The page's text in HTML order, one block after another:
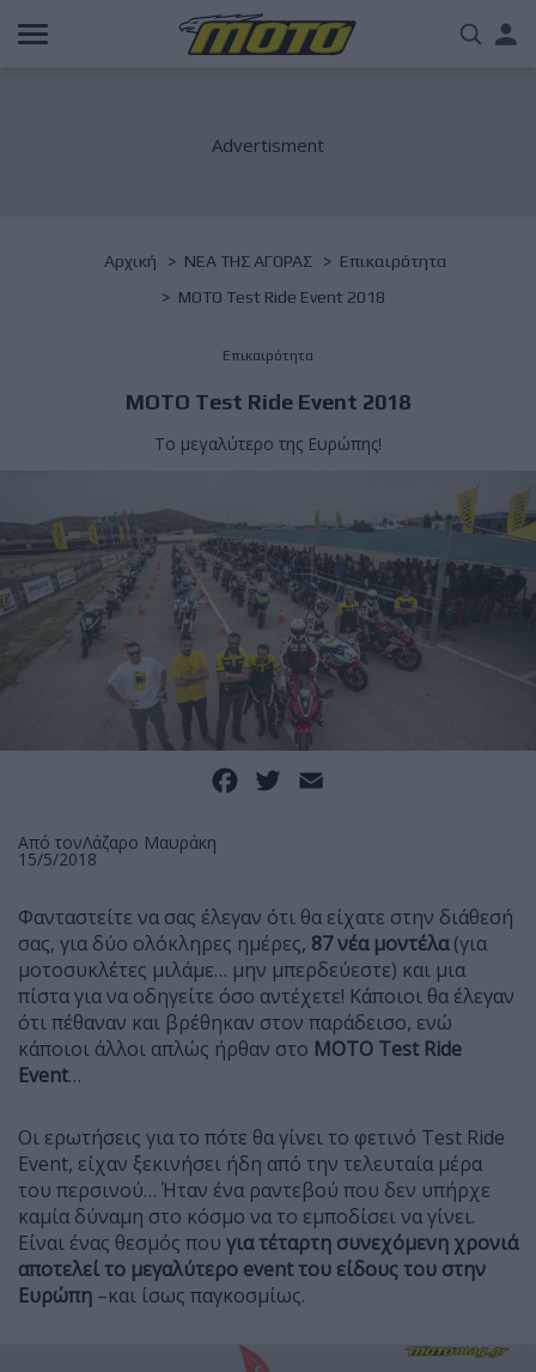
Παράκαμψη
προς
Breadcrumb
Αρχική NΕΑ ΤΗΣ ΑΓΟΡΑΣ
Επικαιρότητα
MOTO Test Ride Event 2018
Επικαιρότητα
MOTO Test Ride Event 2018
Το μεγαλύτερο της Ευρώπης!
Facebook
Twitter
Από τονΛάζαρο Μαυράκη
15/5/2018
Φανταστείτε να σας έλεγαν ότι θα είχατε στην διάθεσή
σας, για δύο ολόκληρες ημέρες, 87 νέα μοντέλα(για
μοτοσυκλέτες μιλάμε… μην μπερδεύεστε) και μια
πίστα για να οδηγείτε όσο αντέχετε! Κάποιοι θα έλεγαν
ότι πέθαναν και βρέθηκαν στον παράδεισο, ενώ
κάποιοι άλλοι απλώς ήρθαν στο MOTO Test Ride
Event…
Οι ερωτήσεις για το πότε θα γίνει το φετινό Test Ride
Event, είχαν ξεκινήσει ήδη από την τελευταία μέρα
του περσινού… Ήταν ένα ραντεβού που δεν υπήρχε
καμία δύναμη στο κόσμο να το εμποδίσει να γίνει.
Είναι ένας θεσμός που για τέταρτη συνεχόμενη χρονιά
αποτελεί το μεγαλύτερο event του είδους του στην
Ευρώπη –και ίσως παγκοσμίως.